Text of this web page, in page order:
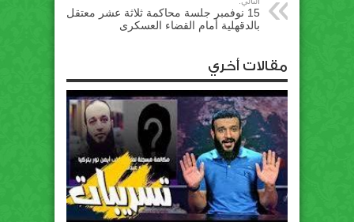
15 نوفمبر جلسة محاكمة ثلاثة عشر معتقل
بالدقهلية أمام القضاء العسكرى
مقالات أخري